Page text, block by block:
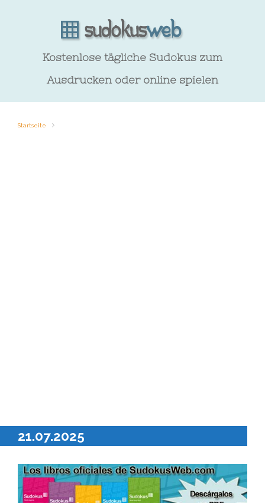
Kostenlose tägliche Sudokus zum
Ausdrucken oder online spielen
Startseite
21.07.2025